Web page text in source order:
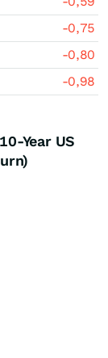
-0,75
-0,80
-0,98
Year US